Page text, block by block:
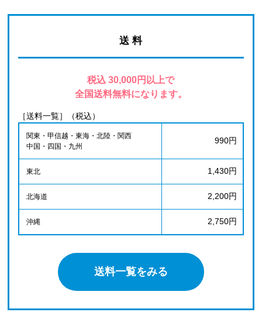
送 料
税込 30,000円以上で
全国送料無料になります。
［送料一覧］（税込）
関東・甲信越・東海・北陸・関西
中国・四国・九州
990円
東北 1,430円
北海道 2,200円
沖縄 2,750円
送料一覧をみる